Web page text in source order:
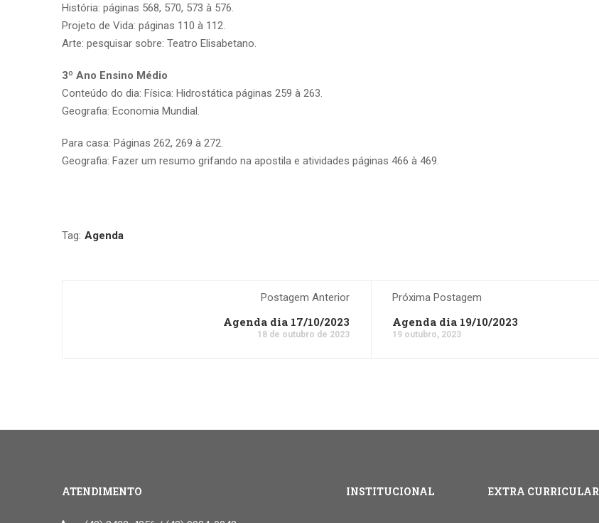
História: páginas 568, 570, 573 à 576.
Projeto de Vida: páginas 110 à 112.
Arte: pesquisar sobre: Teatro Elisabetano.
3º Ano Ensino Médio
Conteúdo do dia: Física: Hidrostática páginas 259 à 263.
Geografia: Economia Mundial.
Para casa: Páginas 262, 269 à 272.
Geografia: Fazer um resumo grifando na apostila e atividades páginas 466 à 469.
Tag: Agenda
Postagem Anterior
Agenda dia 17/10/2023
18 de outubro de 2023
Próxima Postagem
Agenda dia 19/10/2023
19 outubro, 2023
ATENDIMENTO INSTITUCIONAL EXTRA CURRICULAR